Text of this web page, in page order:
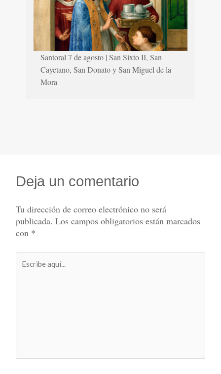
Santoral 7 de agosto | San Sixto II, San
Cayetano, San Donato y San Miguel de la
Mora
Deja un comentario
Tu dirección de correo electrónico no será
publicada. Los campos obligatorios están marcados
con *
aquí...